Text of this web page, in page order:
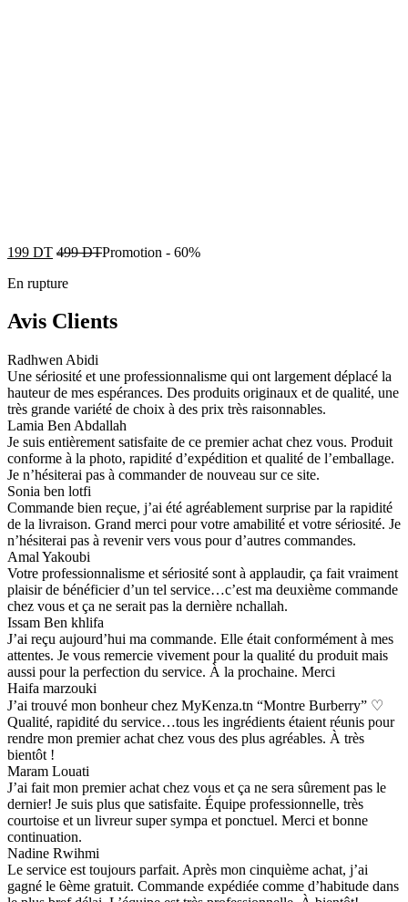
199 DT 499DTPromotion - 60%
En rupture
Avis Clients
Radhwen Abidi
Une sériosité et une professionnalisme qui ont largement déplacé la
hauteur de mes espérances. Des produits originaux et de qualité, une
très grande variété de choix à des prix très raisonnables.
Lamia Ben Abdallah
Je suis entièrement satisfaite de ce premier achat chez vous. Produit
conforme à la photo, rapidité d’expédition et qualité de l’emballage.
Je n’hésiterai pas à commander de nouveau sur ce site.
Sonia ben lotfi
Commande bien reçue, j’ai été agréablement surprise par la rapidité
de la livraison. Grand merci pour votre amabilité et votre sériosité. Je
n’hésiterai pas à revenir vers vous pour d’autres commandes.
Amal Yakoubi
Votre professionnalisme et sériosité sont à applaudir, ça fait vraiment
plaisir de bénéficier d’un tel service…c’est ma deuxième commande
chez vous et ça ne serait pas la dernière nchallah.
Issam Ben khlifa
J’ai reçu aujourd’hui ma commande. Elle était conformément à mes
attentes. Je vous remercie vivement pour la qualité du produit mais
aussi pour la perfection du service. À la prochaine. Merci
Haifa marzouki
J’ai trouvé mon bonheur chez MyKenza.tn “Montre Burberry” ♡
Qualité, rapidité du service…tous les ingrédients étaient réunis pour
rendre mon premier achat chez vous des plus agréables. À très
bientôt !
Maram Louati
J’ai fait mon premier achat chez vous et ça ne sera sûrement pas le
dernier! Je suis plus que satisfaite. Équipe professionnelle, très
courtoise et un livreur super sympa et ponctuel. Merci et bonne
continuation.
Nadine Rwihmi
Le service est toujours parfait. Après mon cinquième achat, j’ai
gagné le 6ème gratuit. Commande expédiée comme d’habitude dans